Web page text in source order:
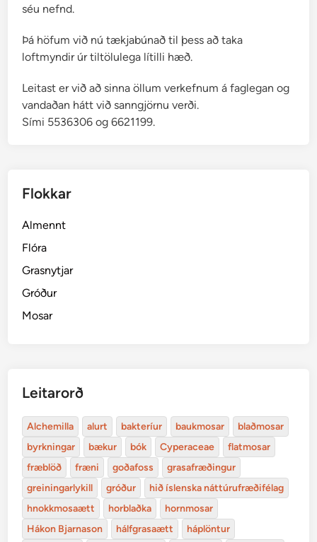
séu nefnd.
Þá höfum við nú tækjabúnað til þess að taka
loftmyndir úr tiltölulega lítilli hæð.
Leitast er við að sinna öllum verkefnum á faglegan og
vandaðan hátt við sanngjörnu verði.
Sími 5536306 og 6621199.
Flokkar
Almennt
Flóra
Grasnytjar
Gróður
Mosar
Leitarorð
Alchemilla alurt bakteríur baukmosar
blaðmosar
byrkningar
bækur bók Cyperaceae
flatmosar
fræblöð
fræni goðafoss
grasafræðingur
greiningarlykill
gróður
hið íslenska náttúrufræðifélag
hnokkmosaætt
horblaðka
hornmosar
Hákon Bjarnason
hálfgrasaætt
háplöntur